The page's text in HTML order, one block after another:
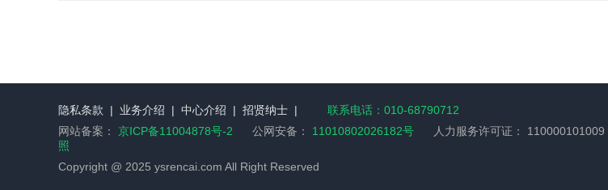
隐私条款 | 业务介绍 | 中心介绍 | 招贤纳士 |
联系电话：010-68790712
网站备案： 京ICP备11004878号-2 公网安备： 11010802026182号 人力服务许可证： 110000101009
照
Copyright @ 2025 ysrencai.com All Right Reserved